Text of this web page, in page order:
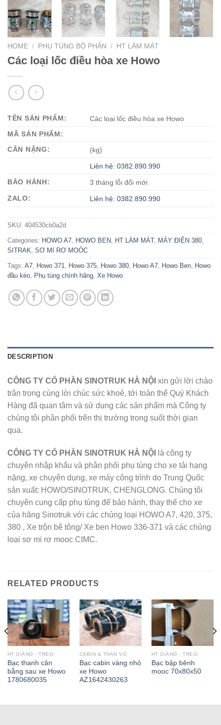
HOME / PHỤ TÙNG BỘ PHẬN / HT LÀM MÁT
Các loại lốc điều hòa xe Howo
TÊN SẢN PHẨM:
Các loại lốc điều hòa xe Howo
MÃ SẢN PHẨM:
CÂN NẶNG:
(kg)
Liên hệ: 0382.890.990
BẢO HÀNH:
3 tháng lỗi đổi mới
ZALO:
Liên hệ: 0382.890.990
SKU: 404530cb0a2d
Categories: HOWO A7, HOWO BEN, HT LÀM MÁT, MÁY ĐIỆN 380,
SITRAK, SƠ MI RƠ MOÓC
Tags: A7, Howo 371, Howo 375, Howo 380, Howo A7, Howo Ben, Howo
đầu kéo, Phụ tùng chính hãng, Xe Howo
DESCRIPTION
CÔNG TY CỔ PHẦN SINOTRUK HÀ NỘI xin gửi lời chào
trân trọng cùng lời chúc sức khoẻ, tới toàn thể Quý Khách
Hàng đã quan tâm và sử dụng các sản phẩm mà Công ty
chúng tôi phân phối trên thị trường trong suốt thời gian
qua.
CÔNG TY CỔ PHẦN SINOTRUK HÀ NỘI
là công ty
chuyên nhập khẩu và phân phối phụ tùng cho xe tải hạng
nặng, xe chuyên dụng, xe máy công trình do Trung Quốc
sản xuất: HOWO/SINOTRUK, CHENGLONG. Chúng tôi
chuyên cung cấp phụ tùng để bảo hành, thay thế cho xe
của hãng Sinotruk với các chủng loại HOWO A7, 420, 375,
380 , Xe trộn bê tông/ Xe ben Howo 336-371 và các chủng
loại sơ mi rơ mooc CIMC.
RELATED PRODUCTS
HT GIẰNG - TREO
Bạc thanh cân
bằng sau xe Howo
1780680035
CABIN & THÂN VỎ
Bạc cabin vàng nhỏ
xe Howo
AZ1642430263
HT GIẰNG - TREO
Bạc bập bênh
mooc 70x80x50